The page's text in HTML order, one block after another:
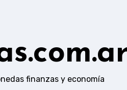
finanzas y economía